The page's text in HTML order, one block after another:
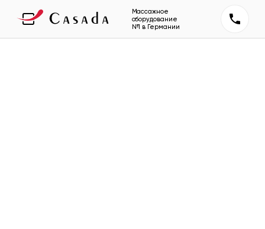
Массажное
оборудование
№1 в Германии